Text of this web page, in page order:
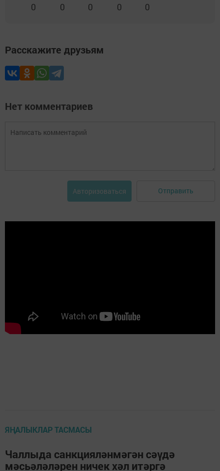
0 0 0 0 0
Расскажите друзьям
Нет комментариев
Авторизоваться Отправить
ЯҢАЛЫКЛАР ТАСМАСЫ
Чаллыда санкцияләнмәгән сәүдә
мәсьәләләрен ничек хәл итәргә